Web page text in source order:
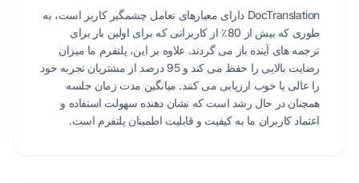
DocTranslation دارای معیارهای تعامل چشمگیر کاربر است، به
طوری که بیش از 80٪ از کاربرانی که برای اولین بار برای
ترجمه های آینده باز می گردند. علاوه بر این، پلتفرم ما میزان
رضایت بالایی را حفظ می کند و 95 درصد از مشتریان تجربه خود
را عالی یا خوب ارزیابی می کنند. میانگین مدت زمان جلسه
همچنان در حال رشد است که نشان دهنده سهولت استفاده و
اعتماد کاربران ما به کیفیت و قابلیت اطمینان پلتفرم است.